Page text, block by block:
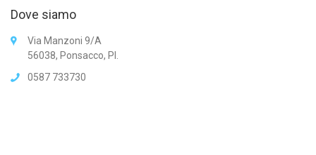
Dove siamo
Via Manzoni 9/A
56038, Ponsacco, PI.
0587 733730